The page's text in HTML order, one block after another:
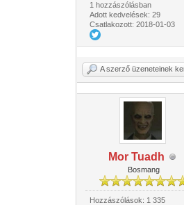
1 hozzászólásban
Adott kedvelések: 29
Csatlakozott: 2018-01-03
A szerző üzeneteinek
Mor Tuadh
Bosmang
Hozzászólások: 1 335